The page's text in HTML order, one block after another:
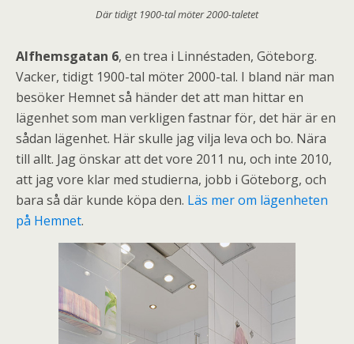
Där tidigt 1900-tal möter 2000-taletet
Alfhemsgatan 6, en trea i Linnéstaden, Göteborg.
Vacker, tidigt 1900-tal möter 2000-tal. I bland när man
besöker Hemnet så händer det att man hittar en
lägenhet som man verkligen fastnar för, det här är en
sådan lägenhet. Här skulle jag vilja leva och bo. Nära
till allt. Jag önskar att det vore 2011 nu, och inte 2010,
att jag vore klar med studierna, jobb i Göteborg, och
bara så där kunde köpa den. Läs mer om lägenheten
på Hemnet.